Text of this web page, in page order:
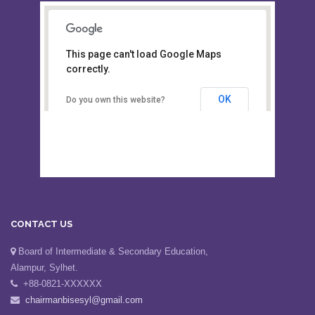
Board of Intermediate &
Secondary Education, Alampur,
This page can't load Google Maps
correctly.
Do you own this website? OK
CONTACT US
Board of Intermediate & Secondary Education,
Alampur, Sylhet.
+88-0821-XXXXXX
chairmanbisesyl@gmail.com